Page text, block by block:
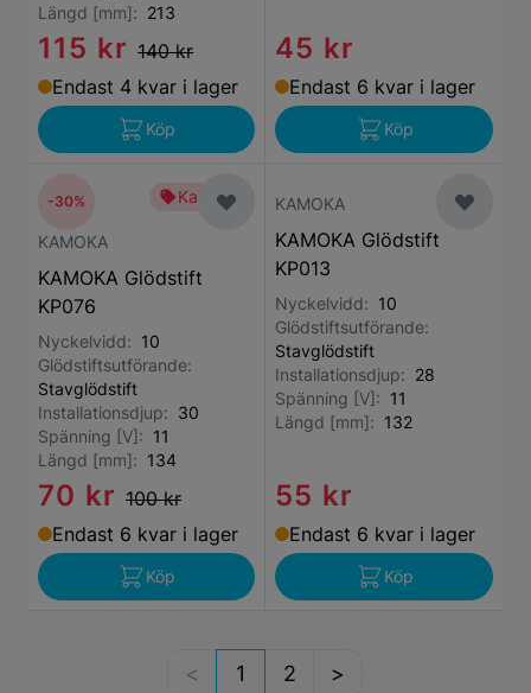
Längd [mm]: 213
115 kr 140 kr
Endast 4 kvar i lager
Köp
45 kr
Endast 6 kvar i lager
Köp
Kampanj
KAMOKA
KAMOKA Glödstift
KP076
Nyckelvidd: 10
Glödstiftsutförande:
Stavglödstift
Installationsdjup: 30
Spänning [V]: 11
Längd [mm]: 134
70 kr 100 kr
-30%
Endast 6 kvar i lager
Köp
KAMOKA
KAMOKA Glödstift
KP013
Nyckelvidd: 10
Glödstiftsutförande:
Stavglödstift
Installationsdjup: 28
Spänning [V]: 11
Längd [mm]: 132
55 kr
Endast 6 kvar i lager
Köp
1 2